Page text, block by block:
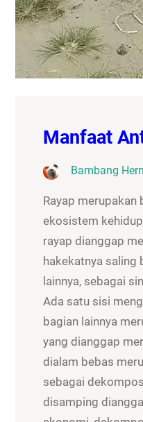
Manfaat
Bambang
Rayap merupakan
ekosistem
rayap dianggap
hakekatnya saling
lainnya, sebagai
Ada satu sisi
bagian lainnya
yang dianggap
dialam bebas
sebagai
disamping